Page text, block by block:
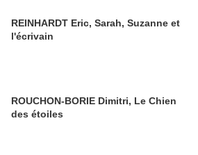
REINHARDT Eric, Sarah, Suzanne et
l'écrivain
ROUCHON-BORIE Dimitri, Le Chien
des étoiles